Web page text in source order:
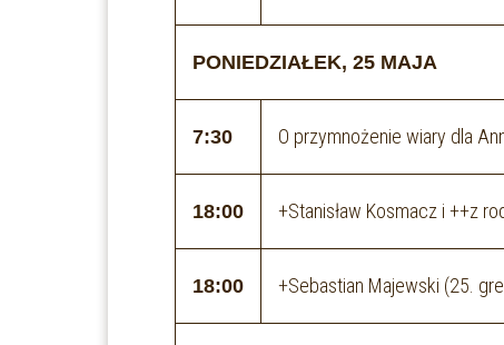
PONIEDZIAŁEK, 25 MAJA
7:30 O przymnożenie wiary dla
18:00 +Stanisław Kosmacz i ++z
18:00 +Sebastian Majewski (25.